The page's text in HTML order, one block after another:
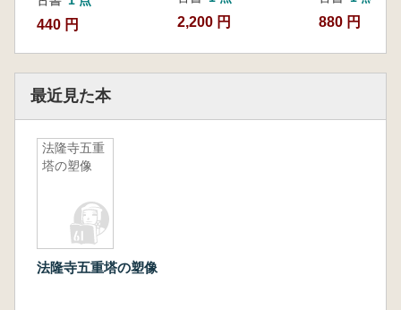
440 円 2,200 円 880 円
最近見た本
法隆寺五重
塔の塑像
法隆寺五重塔の塑像